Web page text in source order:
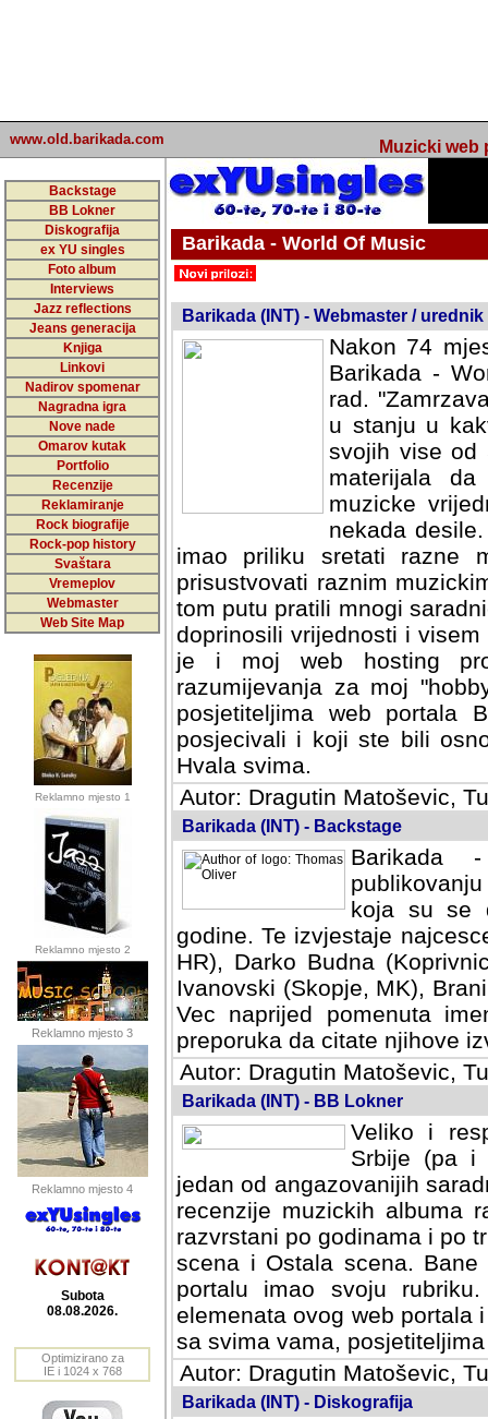
www.old.barikada.com Muzicki web
Backstage
BB Lokner
Diskografija
ex YU singles
Foto album
Interviews
Jazz reflections
Jeans generacija
Knjiga
Linkovi
Nadirov spomenar
Nagradna igra
Nove nade
Omarov kutak
Portfolio
Recenzije
Reklamiranje
Rock biografije
Rock-pop history
Svaštara
Vremeplov
Webmaster
Web Site Map
Reklamno mjesto 1
Reklamno mjesto 2
Reklamno mjesto 3
Reklamno mjesto 4
Subota
08.08.2026.
Optimizirano za
IE i 1024 x 768
Barikada - World Of Music
Barikada (INT) - Webmaster / urednik
Nakon 74
Barikada -
rad.
u stanju u
svojih vise od
materijala
muzicke
nekada
imao priliku sretati razne
prisustvovati raznim
tom putu pratili mnogi
doprinosili vrijednosti i
je i moj web hosting
razumijevanja za moj
posjetiteljima web portala
posjecivali i koji ste bili
Hvala svima.
Autor: Dragutin Matoševic,
Barikada (INT) - Backstage
Barikada
koja su se
godine. Te izvjestaje
HR), Darko Budna
Ivanovski (Skopje, MK),
Vec naprijed pomenuta
preporuka da citate njihove
Autor: Dragutin Matoševic,
Barikada (INT) - BB Lokner
Veliko i
Srbije (pa i
jedan od angazovanijih
recenzije muzickih albuma
razvrstani po godinama i po
scena i Ostala scena.
portalu imao svoju
elemenata ovog web portala
sa svima vama,
Autor: Dragutin Matoševic,
Barikada (INT) - Diskografija